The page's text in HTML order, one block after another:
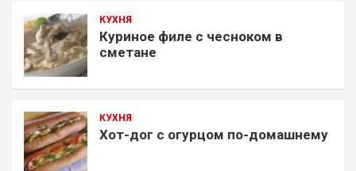
КУХНЯ
Куриное филе с чесноком в
сметане
КУХНЯ
Хот-дог с огурцом по-домашнему